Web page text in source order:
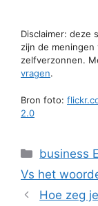
Disclaimer: deze
zijn de
zelfverzonnen.
vragen.
Bron foto:
2.0
business
Vs het
Hoe zeg